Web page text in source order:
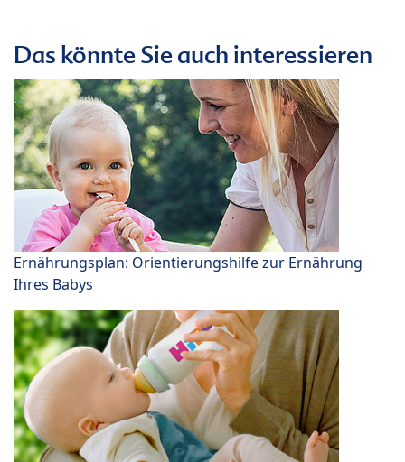
Das könnte Sie auch interessieren
Ernährungsplan: Orientierungshilfe zur Ernährung
Ihres Babys